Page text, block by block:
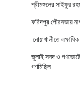
শ্রীমঙ্গলের সাইফুর
ফরিদপুর পৌরসভায়
নোয়াখালীতে
জুলাই সনদ ও গণভোটের
গণমিছিল